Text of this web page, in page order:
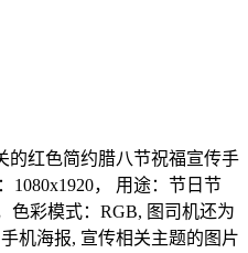
的红色简约腊八节祝福宣传手
1080x1920， 用途：节日节
色彩模式：RGB, 图司机还为
机海报, 宣传相关主题的图片